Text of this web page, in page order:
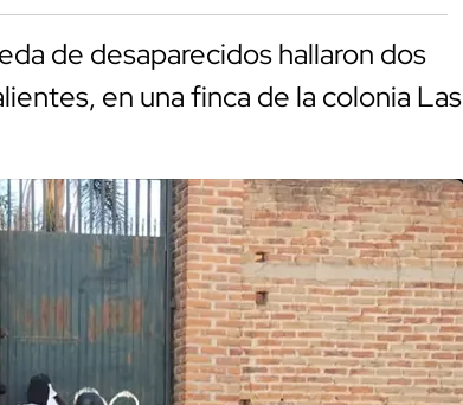
de desaparecidos hallaron dos
en una finca de la colonia Las